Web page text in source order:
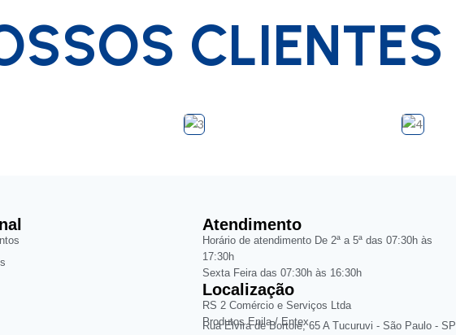
CLIENTES
Atendimento
Horário de atendimento De 2ª a 5ª das 07:30h às
17:30h
Sexta Feira das 07:30h às 16:30h
Localização
RS 2 Comércio e Serviços Ltda
Produtos Enila / Entex
Rua Elvira de Bortole, 65 A Tucuruvi - São Paulo - SP